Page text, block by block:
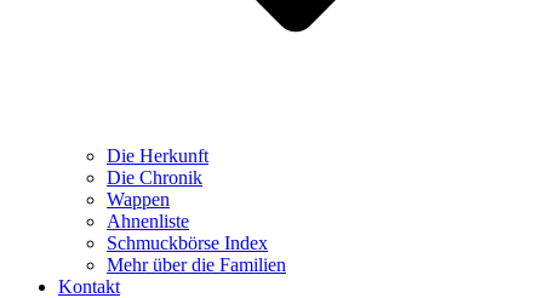
Die Herkunft
Die Chronik
Wappen
Ahnenliste
Schmuckbörse Index
Mehr über die Familien
Kontakt